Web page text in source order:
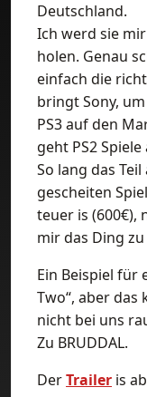
Deutschland.
Ich werd sie
holen. Genau
einfach die
bringt Sony,
PS3 auf den
geht PS2
So lang das
gescheiten
teuer is (600€),
mir das Ding
Ein Beispiel für
Two“, aber
nicht bei uns
Zu BRUDDAL.
DerTrailer is